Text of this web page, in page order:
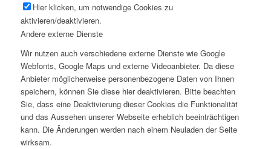
Hier klicken, um notwendige Cookies zu
aktivieren/deaktivieren.
Andere externe Dienste
Wir nutzen auch verschiedene externe Dienste wie Google
Webfonts, Google Maps und externe Videoanbieter. Da diese
Anbieter möglicherweise personenbezogene Daten von Ihnen
speichern, können Sie diese hier deaktivieren. Bitte beachten
Sie, dass eine Deaktivierung dieser Cookies die Funktionalität
und das Aussehen unserer Webseite erheblich beeinträchtigen
kann. Die Änderungen werden nach einem Neuladen der Seite
wirksam.